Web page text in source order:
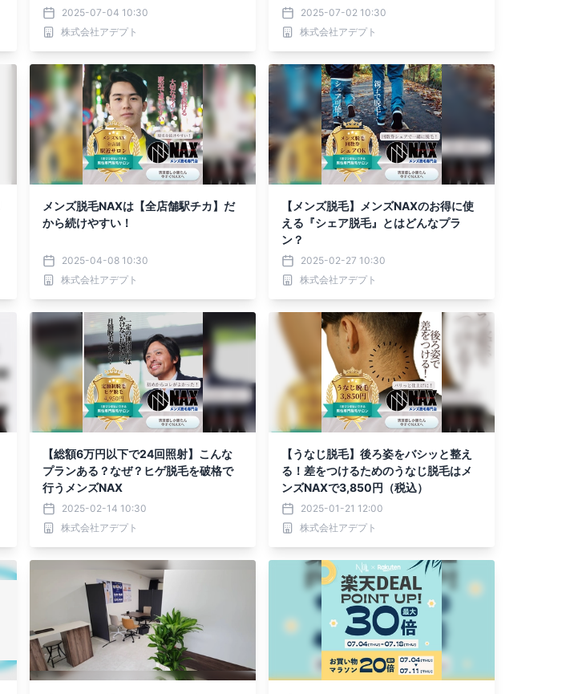
2025-07-04 10:30
株式会社アデプト
2025-07-02 10:30
株式会社アデプト
メンズ脱毛NAXは【全店舗駅チカ】だ
から続けやすい！
2025-04-08 10:30
株式会社アデプト
【メンズ脱毛】メンズNAXのお得に使
える『シェア脱毛』とはどんなプラ
ン？
2025-02-27 10:30
株式会社アデプト
【総額6万円以下で24回照射】こんな
プランある？なぜ？ヒゲ脱毛を破格で
行うメンズNAX
2025-02-14 10:30
株式会社アデプト
【うなじ脱毛】後ろ姿をバシッと整え
る！差をつけるためのうなじ脱毛はメ
ンズNAXで3,850円（税込）
2025-01-21 12:00
株式会社アデプト